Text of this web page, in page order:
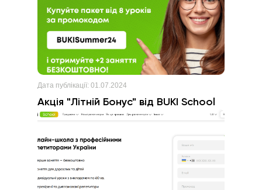
Дата публікації: 01.07.2024
Акція "Літній Бонус" від BUKI School